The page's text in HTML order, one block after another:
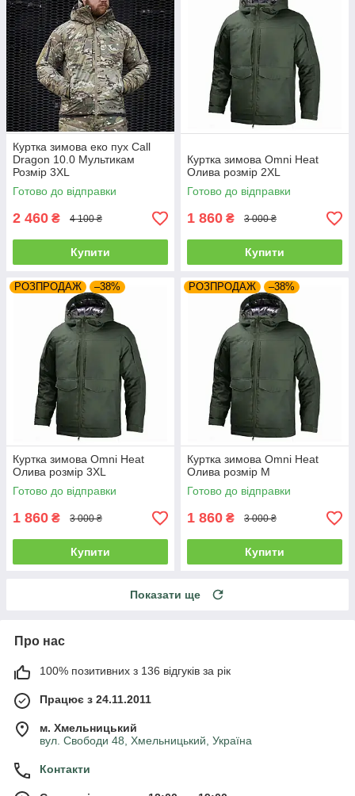
Куртка зимова еко пух Call
Dragon 10.0 Мультикам
Розмір 3XL
Готово до відправки
2 460 ₴ 4 100 ₴
Купити
Куртка зимова Omni Heat
Олива розмір 2XL
Готово до відправки
1 860 ₴ 3 000 ₴
Купити
РОЗПРОДАЖ –38%
Куртка зимова Omni Heat
Олива розмір 3XL
Готово до відправки
1 860 ₴ 3 000 ₴
Купити
РОЗПРОДАЖ –38%
Куртка зимова Omni Heat
Олива розмір M
Готово до відправки
1 860 ₴ 3 000 ₴
Купити
Показати ще
Про нас
100% позитивних з 136 відгуків за рік
Працює з 24.11.2011
м. Хмельницький
вул. Свободи 48, Хмельницький, Україна
Контакти